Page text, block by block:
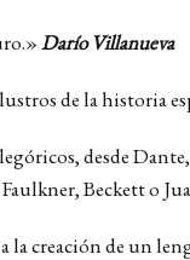
Darío Villanueva
de la historia
desde
Beckett o
creación de un